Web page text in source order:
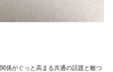
係がぐっと高まる共通の話題と敵つ